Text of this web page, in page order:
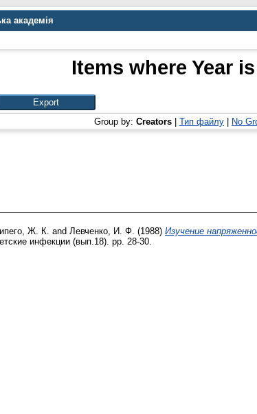
академія
Items where Year
Group by: Creators Тип файлу No
Ж. К. and Левченко, И. Ф. (1988) Изучение
инфекции (вып.18). pp. 28-30.